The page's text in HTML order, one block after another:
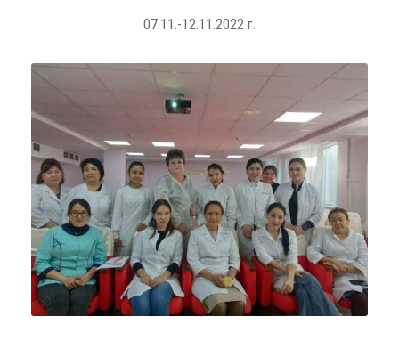
07.11.-12.11.2022 г.